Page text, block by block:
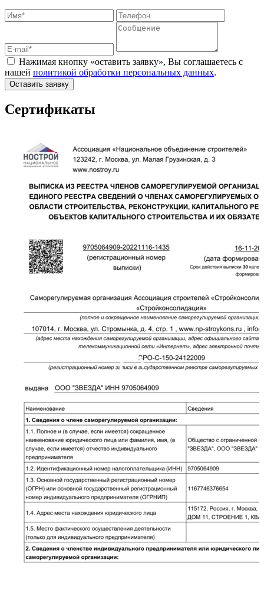
Нажимая кнопку «оставить заявку», Вы соглашаетесь с
нашей политикой обработки персональных данных.
Оставить заявку
Сертификаты